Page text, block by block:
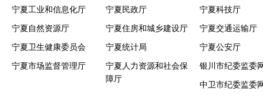
宁夏工业和信息化厅 宁夏民政厅 宁夏科技厅
宁夏自然资源厅 宁夏住房和城乡建设厅 宁夏交通运输厅
宁夏卫生健康委员会 宁夏统计局 宁夏公安厅
宁夏市场监督管理厅
宁夏人力资源和社会保
障厅
银川市纪委监委
中卫市纪委监委